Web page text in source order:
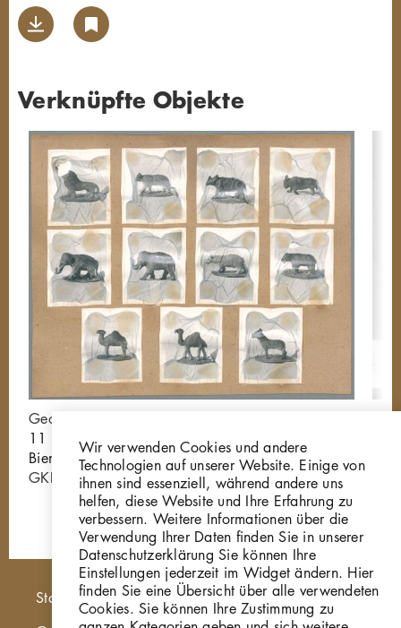
Verknüpfte Objekte
Georg Kolbe
11 Tierfiguren, 1887,
Bienenwachs
GKFo-0001_001
Hauptnavigation
Startseite
Wir verwenden Cookies und andere
Technologien auf unserer Website. Einige von
ihnen sind essenziell, während andere uns
helfen, diese Website und Ihre Erfahrung zu
verbessern. Weitere Informationen über die
Verwendung Ihrer Daten finden Sie in unserer
Datenschutzerklärung Sie können Ihre
Einstellungen jederzeit im Widget ändern. Hier
finden Sie eine Übersicht über alle verwendeten
Cookies. Sie können Ihre Zustimmung zu